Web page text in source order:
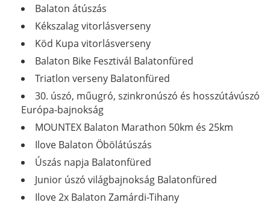
Balaton átúszás
Kékszalag vitorlásverseny
Köd Kupa vitorlásverseny
Balaton Bike Fesztivál Balatonfüred
Triatlon verseny Balatonfüred
30. úszó, műugró, szinkronúszó és hosszútávúszó
Európa-bajnokság
MOUNTEX Balaton Marathon 50km és 25km
Ilove Balaton Öbölátúszás
Úszás napja Balatonfüred
Junior úszó világbajnokság Balatonfüred
Ilove 2x Balaton Zamárdi-Tihany